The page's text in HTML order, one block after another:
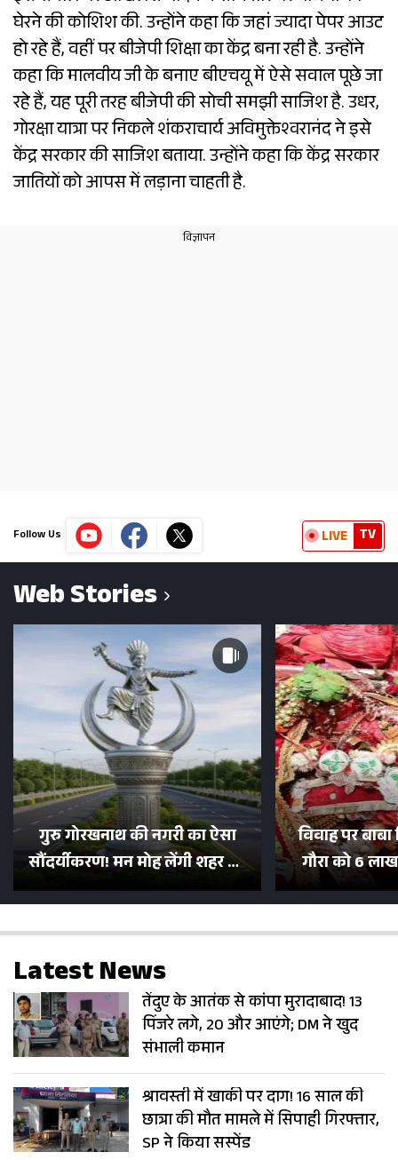
घेरने की कोशिश की. उन्होंने कहा कि जहां ज्यादा पेपर आउट
हो रहे हैं, वहीं पर बीजेपी शिक्षा का केंद्र बना रही है. उन्होंने
कहा कि मालवीय जी के बनाए बीएचयू में ऐसे सवाल पूछे जा
रहे हैं, यह पूरी तरह बीजेपी की सोची समझी साजिश है. उधर,
गोरक्षा यात्रा पर निकले शंकराचार्य अविमुक्तेश्वरानंद ने इसे
केंद्र सरकार की साजिश बताया. उन्होंने कहा कि केंद्र सरकार
जातियों को आपस में लड़ाना चाहती है.
Follow Us LIVE TV
Web Stories
गुरु गोरखनाथ की नगरी का ऐसा
सौंदर्यीकरण! मन मोह लेंगी शहर की
सड़कें; देखें Photos
विवाह पर
गौरा को 6
500 भक्तों
Latest News
तेंदुए के आतंक से कांपा मुरादाबाद! 13
पिंजरे लगे, 20 और आएंगे; DM ने खुद
संभाली कमान
श्रावस्ती में खाकी पर दाग! 16 साल की
छात्रा की मौत मामले में सिपाही गिरफ्तार,
SP ने किया सस्पेंड